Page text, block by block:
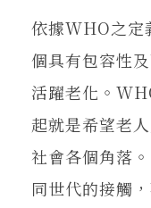
依據WHO之定
個具有包容性
活躍老化。
起就是希望老
社會各個角落
同世代的接觸